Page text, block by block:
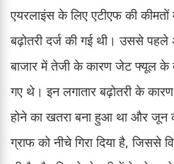
एयरलाइंस के लिए एटीएफ की
बढ़ोतरी दर्ज की गई थी। उससे पहले
बाजार में तेजी के कारण जेट फ्यूल के
गए थे। इन लगातार बढ़ोतरी के कारण
होने का खतरा बना हुआ था और जून
ग्राफ को नीचे गिरा दिया है, जिससे